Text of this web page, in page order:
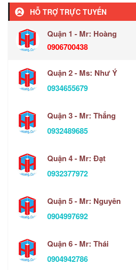
HỖ TRỢ TRỰC TUYẾN
Quận 1 - Mr: Hoàng
0906700438
Quận 2 - Ms: Như Ý
0934655679
Quận 3 - Mr: Thắng
0932489685
Quận 4 - Mr: Đạt
0932377972
Quận 5 - Mr: Nguyên
0904997692
Quận 6 - Mr: Thái
0904942786